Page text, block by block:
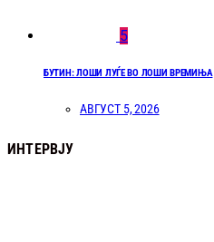
5
БУТИН: ЛОШИ ЛУЃЕ ВО ЛОШИ ВРЕМИЊА
АВГУСТ 5, 2026
ИНТЕРВЈУ